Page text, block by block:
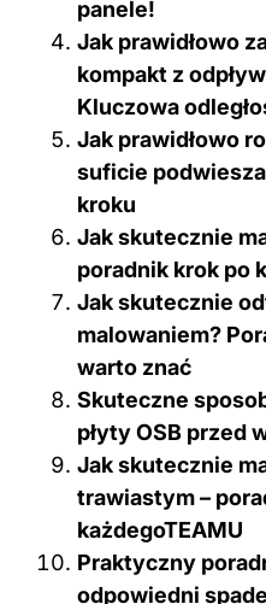
kompakt z
Kluczowa
Jak prawidłowo
suficie
kroku
Jak skutecznie
poradnik krok po
Jak skutecznie
malowaniem?
warto znać
Skuteczne
płyty OSB przed
Jak skutecznie
trawiastym –
każdegoTEAMU
Praktyczny
odpowiedni